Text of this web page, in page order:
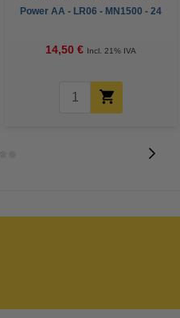
Power AA - LR06 - MN1500 - 24
14,50 € Incl. 21% IVA